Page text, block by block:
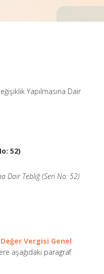
Yapılmasına Dair
52)
Dair Tebliğ (Seri No: 52)
Vergisi Genel
aşağıdaki paragraf